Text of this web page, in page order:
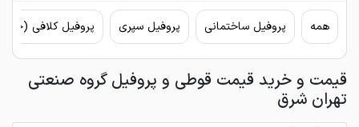
همه پروفیل ساختمانی پروفیل سپری پروفیل کلافی
قیمت و خرید قیمت قوطی و پروفیل گروه صنعتی
تهران شرق